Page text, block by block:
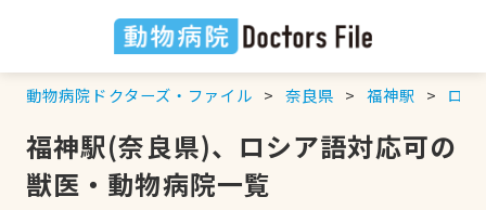
動物病院ドクターズ・ファイル 奈良県 福神駅 ロシ
福神駅(奈良県)、ロシア語対応可の
獣医・動物病院一覧